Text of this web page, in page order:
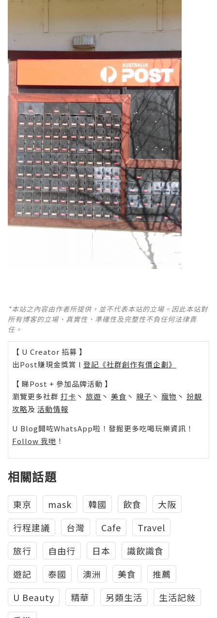
*本站之內容由作者所提供，並不代表本站的立場。因此本站對
所有博客的立場、真實性、準確性及完整性不負任何法律責
任。
【 U Creator 招募 】
出Post賺現金獎賞 l 登記《社群創作有價企劃》
【 睇Post + 參加品牌活動 】
瀏覽更多社群 打卡 丶 旅遊 丶 美食 丶 親子 丶 寵物 丶 扮靚
攻略及 活動情報
U Blog開咗WhatsApp啦！發掘更多吃喝玩樂資訊！
Follow 我哋 ！
相關話題
東京 mask 韓國 飲食
大阪
行程建議
台灣 Cafe
Travel
旅行
自由行 日本
識飲識食
遊記
泰國 澳洲 美食
推薦
U Beauty
精華 另類生活
生活記敍